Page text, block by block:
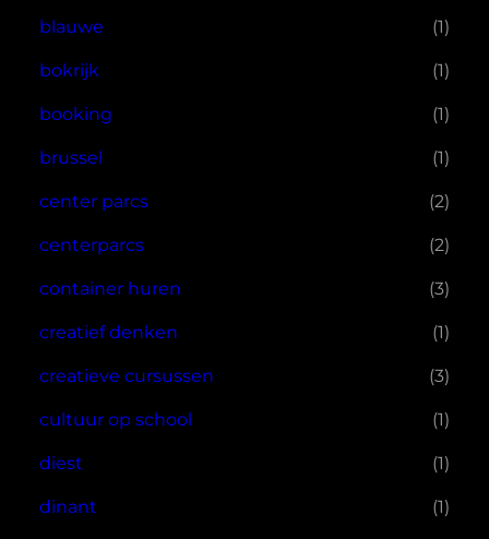
blauwe (1)
bokrijk (1)
booking (1)
brussel (1)
center parcs (2)
centerparcs (2)
container huren (3)
creatief denken (1)
creatieve cursussen (3)
cultuur op school (1)
diest (1)
dinant (1)